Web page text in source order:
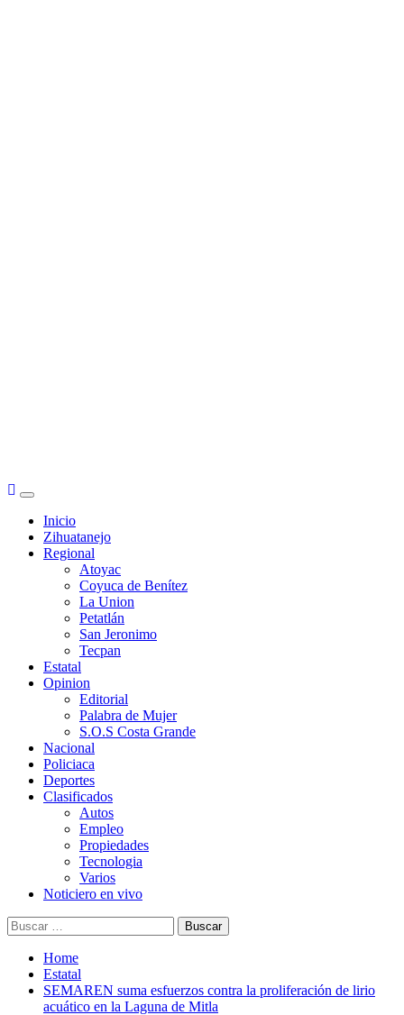
Primary
MenuInicio
Zihuatanejo
Regional
Atoyac
Coyuca de Benítez
La Union
Petatlán
San Jeronimo
Tecpan
Estatal
Opinion
Editorial
Palabra de Mujer
S.O.S Costa Grande
Nacional
Policiaca
Deportes
Clasificados
Autos
Empleo
Propiedades
Tecnologia
Varios
Noticiero en vivo
Buscar:
Home
Estatal
SEMAREN suma esfuerzos contra la proliferación de lirio
acuático en la Laguna de Mitla